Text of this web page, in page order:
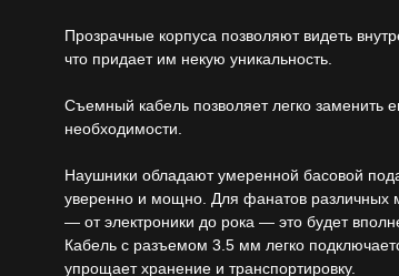
Прозрачные корпуса позволяют видеть
что придает им некую уникальность.
Съемный кабель позволяет легко заменить
необходимости.
Наушники обладают умеренной басовой
уверенно и мощно. Для фанатов различных
— от электроники до рока — это будет
Кабель с разъемом 3.5 мм легко
упрощает хранение и транспортировку.